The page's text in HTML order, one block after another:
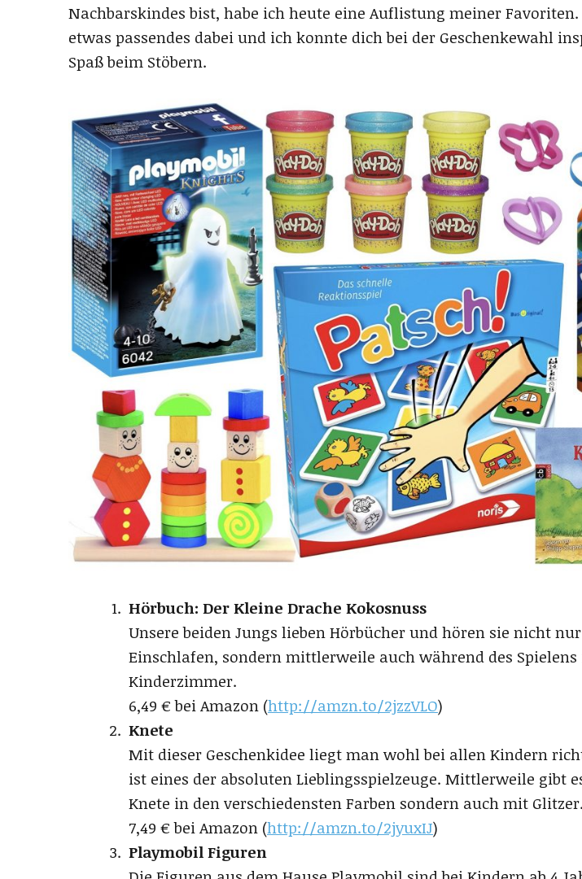
Nachbarskindes bist, habe ich heute eine Auflistung meiner
etwas passendes dabei und ich konnte dich bei der Geschenkewahl
Spaß beim Stöbern.
Hörbuch: Der Kleine Drache Kokosnuss
Unsere beiden Jungs lieben Hörbücher und hören sie nicht
Einschlafen, sondern mittlerweile auch während des
Kinderzimmer.
6,49 € bei Amazon (http://amzn.to/2jzzVLO)
Knete
Mit dieser Geschenkidee liegt man wohl bei allen Kindern
ist eines der absoluten Lieblingsspielzeuge. Mittlerweile gibt
Knete in den verschiedensten Farben sondern auch mit Glitzer.
7,49 € bei Amazon (http://amzn.to/2jyuxIJ)
Playmobil Figuren